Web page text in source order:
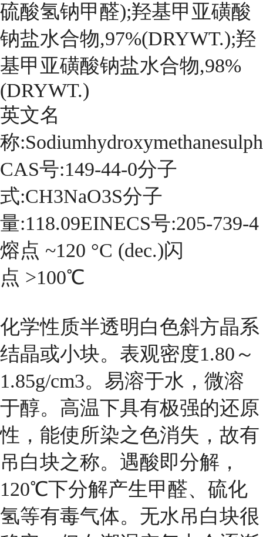
硫酸氢钠甲醛);羟基甲亚磺酸
钠盐水合物,97%(DRYWT.);羟
基甲亚磺酸钠盐水合物,98%
(DRYWT.)
英文名
称
CAS号:149-44-0分子
式:CH3NaO3S分子
量:118.09EINECS号:205-739-4
熔点 ~120 °C (dec.)闪
点 >100℃
化学性质半透明白色斜方晶系
结晶或小块。表观密度1.80～
1.85g/cm3。易溶于水，微溶
于醇。高温下具有极强的还原
性，能使所染之色消失，故有
吊白块之称。遇酸即分解，
120℃下分解产生甲醛、硫化
氢等有毒气体。无水吊白块很